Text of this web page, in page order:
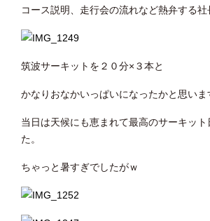
コース説明、走行会の流れなど熱弁する社
筑波サーキットを２０分×３本と
かなりおなかいっぱいになったかと思いま
当日は天候にも恵まれて最高のサーキット
た。
ちゃっと暑すぎでしたがｗ